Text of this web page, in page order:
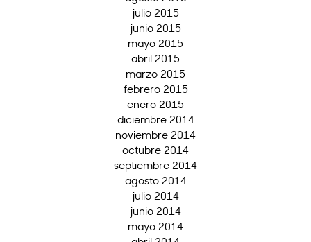
julio 2015
junio 2015
mayo 2015
abril 2015
marzo 2015
febrero 2015
enero 2015
diciembre 2014
noviembre 2014
octubre 2014
septiembre 2014
agosto 2014
julio 2014
junio 2014
mayo 2014